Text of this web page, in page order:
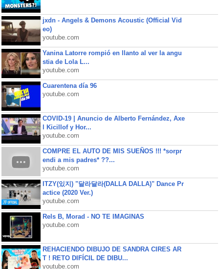
jxdn - Angels & Demons Acoustic (Official Vid
eo)
youtube.com
Yanina Latorre rompió en llanto al ver la angu
stia de Lola L...
youtube.com
Cuarentena día 96
youtube.com
COVID-19 | Anuncio de Alberto Fernández, Axe
l Kicillof y Hor...
youtube.com
COMPRE EL AUTO DE MIS SUEÑOS !!! *sorpr
endi a mis padres* ??...
youtube.com
ITZY(있지) "달라달라(DALLA DALLA)" Dance Pr
actice (2020 Ver.)
youtube.com
Rels B, Morad - NO TE IMAGINAS
youtube.com
REHACIENDO DIBUJO DE SANDRA CIRES AR
T ! RETO DIFÍCIL DE DIBU...
youtube.com